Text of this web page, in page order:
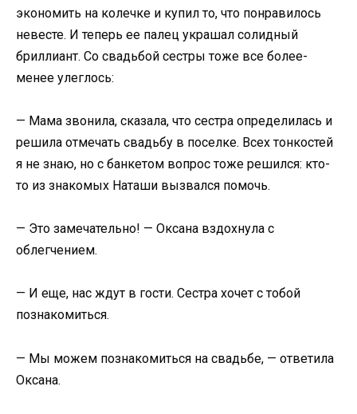
экономить на колечке и купил то, что понравилось
невесте. И теперь ее палец украшал солидный
бриллиант. Со свадьбой сестры тоже все более-
менее улеглось:
— Мама звонила, сказала, что сестра определилась и
решила отмечать свадьбу в поселке. Всех тонкостей
я не знаю, но с банкетом вопрос тоже решился: кто-
то из знакомых Наташи вызвался помочь.
— Это замечательно! — Оксана вздохнула с
облегчением.
— И еще, нас ждут в гости. Сестра хочет с тобой
познакомиться.
— Мы можем познакомиться на свадьбе, — ответила
Оксана.